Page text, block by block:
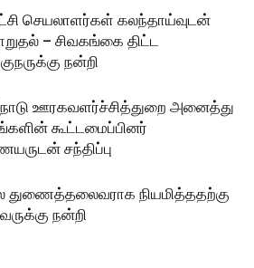
செயலாளர்கள் கலந்தாய்வுடன்
– சிவகங்கை திட்ட
நன்றி
ஊரகவளர்ச்சித்துறை அனைத்து
கூட்டமைப்பினர்
சந்திப்பு
துணைத்தலைவராக நியமித்ததற்கு
நன்றி